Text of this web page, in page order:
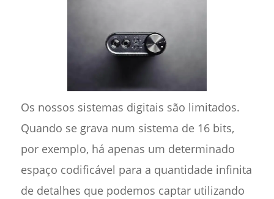
Os nossos sistemas digitais são limitados.
Quando se grava num sistema de 16 bits,
por exemplo, há apenas um determinado
espaço codificável para a quantidade infinita
de detalhes que podemos captar utilizando